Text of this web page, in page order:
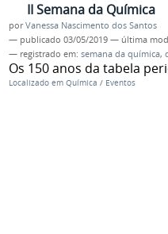
II Semana da Química
porVanessa Nascimento dos Santos
— publicado 03/05/2019 — última
— registrado em: semana da química,
Os 150 anos da tabela
Localizado em Química / Eventos